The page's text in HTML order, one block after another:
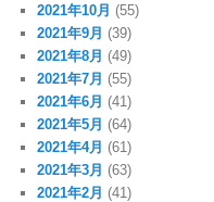
2021年10月 (55)
2021年9月 (39)
2021年8月 (49)
2021年7月 (55)
2021年6月 (41)
2021年5月 (64)
2021年4月 (61)
2021年3月 (63)
2021年2月 (41)